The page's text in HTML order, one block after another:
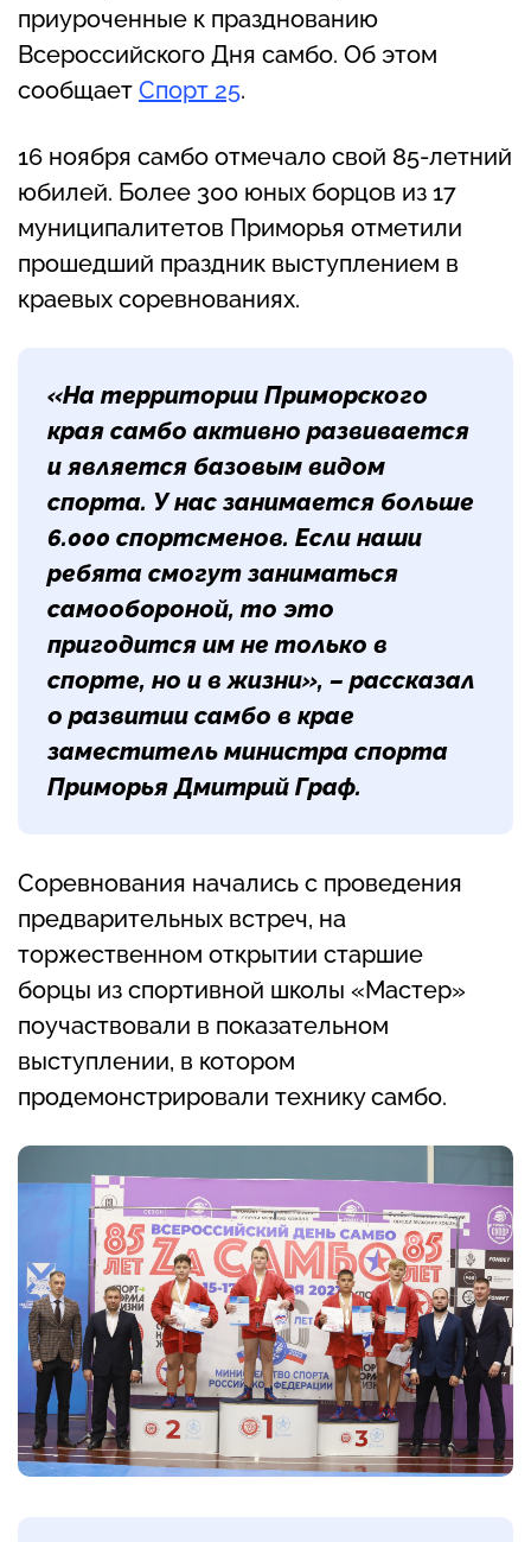
приуроченные к празднованию
Всероссийского Дня самбо. Об этом
сообщает Спорт 25.
16 ноября самбо отмечало свой 85-летний
юбилей. Более 300 юных борцов из 17
муниципалитетов Приморья отметили
прошедший праздник выступлением в
краевых соревнованиях.
«На территории Приморского
края самбо активно развивается
и является базовым видом
спорта. У нас занимается больше
6.000 спортсменов. Если наши
ребята смогут заниматься
самообороной, то это
пригодится им не только в
спорте, но и в жизни», – рассказал
о развитии самбо в крае
заместитель министра спорта
Приморья Дмитрий Граф.
Соревнования начались с проведения
предварительных встреч, на
торжественном открытии старшие
борцы из спортивной школы «Мастер»
поучаствовали в показательном
выступлении, в котором
продемонстрировали технику самбо.